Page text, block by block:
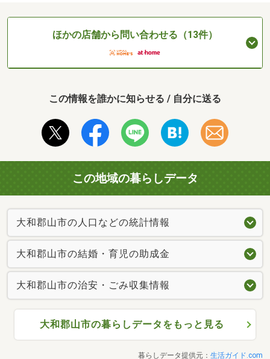
ほかの店舗から問い合わせる（13件）
この情報を誰かに知らせる / 自分に送る
この地域の暮らしデータ
大和郡山市の人口などの統計情報
大和郡山市の結婚・育児の助成金
大和郡山市の治安・ごみ収集情報
大和郡山市の暮らしデータをもっと見る
暮らしデータ提供元： 生活ガイド.com